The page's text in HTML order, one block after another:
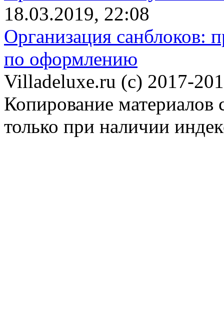
18.03.2019, 22:08
Организация санблоков:
по оформлению
Villadeluxe.ru (c) 2017-
Копирование материалов
только при наличии